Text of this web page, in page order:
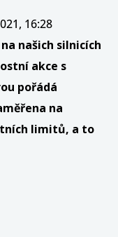
16:28
našich silnicích
akce s
pořádá
na
limitů, a to